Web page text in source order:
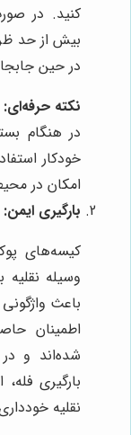
کنید. در
بیش از حد
در حین
نکته حرفه‌ای:
در هنگام
خودکار
امکان در
بارگیری ایمن:
کیسه‌های
وسیله
باعث
اطمینان
شده‌اند و
بارگیری
نقلیه